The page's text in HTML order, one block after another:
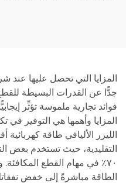
المزايا التي تحصل عليها عند
جدًّا عن القدرات البسيطة
فوائد تجارية ملموسة تؤثِّر
المزايا وأهمها هي التوفير في
الليزر الأليافي طاقة كهربائية
التقليدية، حيث تستخدم بعض
٧٠٪ في مهام القطع
الطاقة مباشرةً إلى خفض